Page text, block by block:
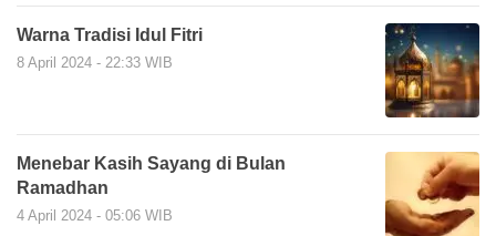
Warna Tradisi Idul Fitri
8 April 2024 - 22:33 WIB
Menebar Kasih Sayang di Bulan
Ramadhan
4 April 2024 - 05:06 WIB